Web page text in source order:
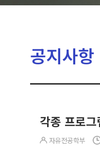
공지사항
각종 프로
자유전공학부